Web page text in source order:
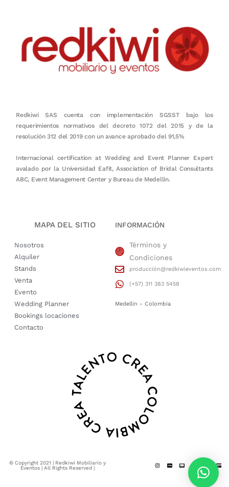
Redkiwi SAS cuenta con implementación SGSST bajo los
requerimientos normativos del decreto 1072 del 2015 y de la
resolución 312 del 2019 con un avance aprobado del 91,5%
Internacional certification at Wedding and Event Planner Expert
avalado por la Universidad Eafit, Association of Bridal Consultants
ABC, Event Management Center y Bureau de Medellín.
MAPA DEL SITIO
Nosotros
Alquiler
Stands
Venta
Evento
Wedding Planner
Bookings locaciones
Contacto
INFORMACIÓN
Términos y
Condiciones
producción@redkiwieventos.com
(+57) 311 383 5458
Medellin - Colombia
© Copyright 2021 | Redkiwi Mobiliario y
Eventos | All Rights Reserved |